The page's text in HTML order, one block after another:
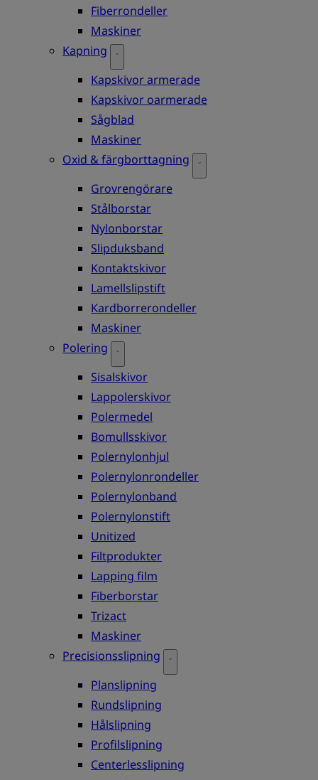
Fiberrondeller
Maskiner
Kapning
Kapskivor armerade
Kapskivor oarmerade
Sågblad
Maskiner
Oxid & färgborttagning
Grovrengörare
Stålborstar
Nylonborstar
Slipduksband
Kontaktskivor
Lamellslipstift
Kardborrerondeller
Maskiner
Polering
Sisalskivor
Lappolerskivor
Polermedel
Bomullsskivor
Polernylonhjul
Polernylonrondeller
Polernylonband
Polernylonstift
Unitized
Filtprodukter
Lapping film
Fiberborstar
Trizact
Maskiner
Precisionsslipning
Planslipning
Rundslipning
Hålslipning
Profilslipning
Centerlesslipning